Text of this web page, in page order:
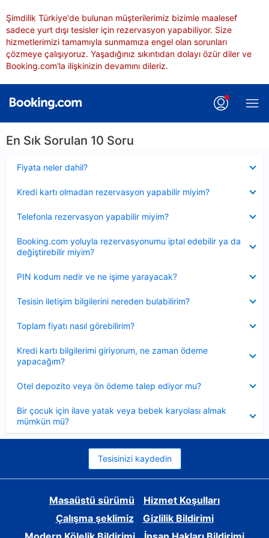
Şimdilik Türkiye'de bulunan müşterilerimiz bizimle maalesef
sadece yurt dışı tesisler için rezervasyon yapabiliyor. Size
hizmetlerimizi tamamıyla sunmamıza engel olan sorunları
çözmeye çalışıyoruz. Yaşadığınız sıkıntıdan dolayı özür diler ve
Booking.com'la ilişkinizin devamını dileriz.
En Sık Sorulan 10 Soru
Fiyata neler dahil?
Kredi kartı olmadan rezervasyon yapabilir miyim?
Telefonla rezervasyon yapabilir miyim?
Booking.com yoluyla rezervasyonumu iptal edebilir ya da
değiştirebilir miyim?
PIN kodum nedir ve ne işime yarayacak?
Tesisin iletişim bilgilerini nereden bulabilirim?
Toplam fiyatı nasıl görebilirim?
Kredi kartı bilgilerimi giriyorum, ne zaman ödeme
yapacağım?
Otel depozito veya ön ödeme talep ediyor mu?
Bir çocuk için ilave yatak veya bebek karyolası almak
mümkün mü?
Tesisinizi kaydedin
Masaüstü sürümü
Hizmet Koşulları
Çalışma şeklimiz
Gizlilik Bildirimi